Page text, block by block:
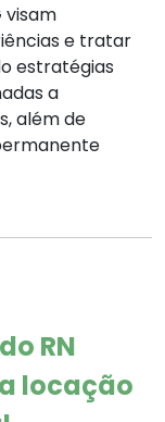
visam
e tratar
estratégias
a
além de
RN
locação